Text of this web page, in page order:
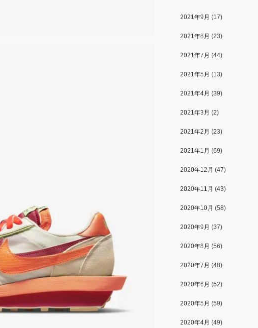
2021年9月 (17)
2021年8月 (23)
2021年7月 (44)
2021年5月 (13)
2021年4月 (39)
2021年3月 (2)
2021年2月 (23)
2021年1月 (69)
2020年12月 (47)
2020年11月 (43)
2020年10月 (58)
2020年9月 (37)
2020年8月 (56)
2020年7月 (48)
2020年6月 (52)
2020年5月 (59)
2020年4月 (49)